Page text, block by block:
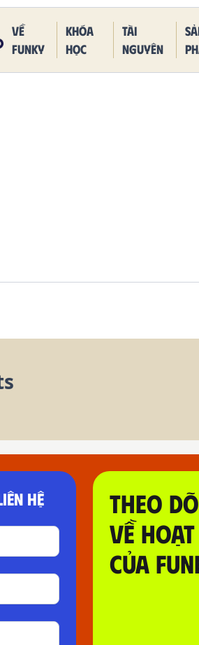
Về
funky
Khóa
học
Tài
nguyên
One Piece Kaido Blue Dragon Form
HỆ
THEO
VỀ
CỦA